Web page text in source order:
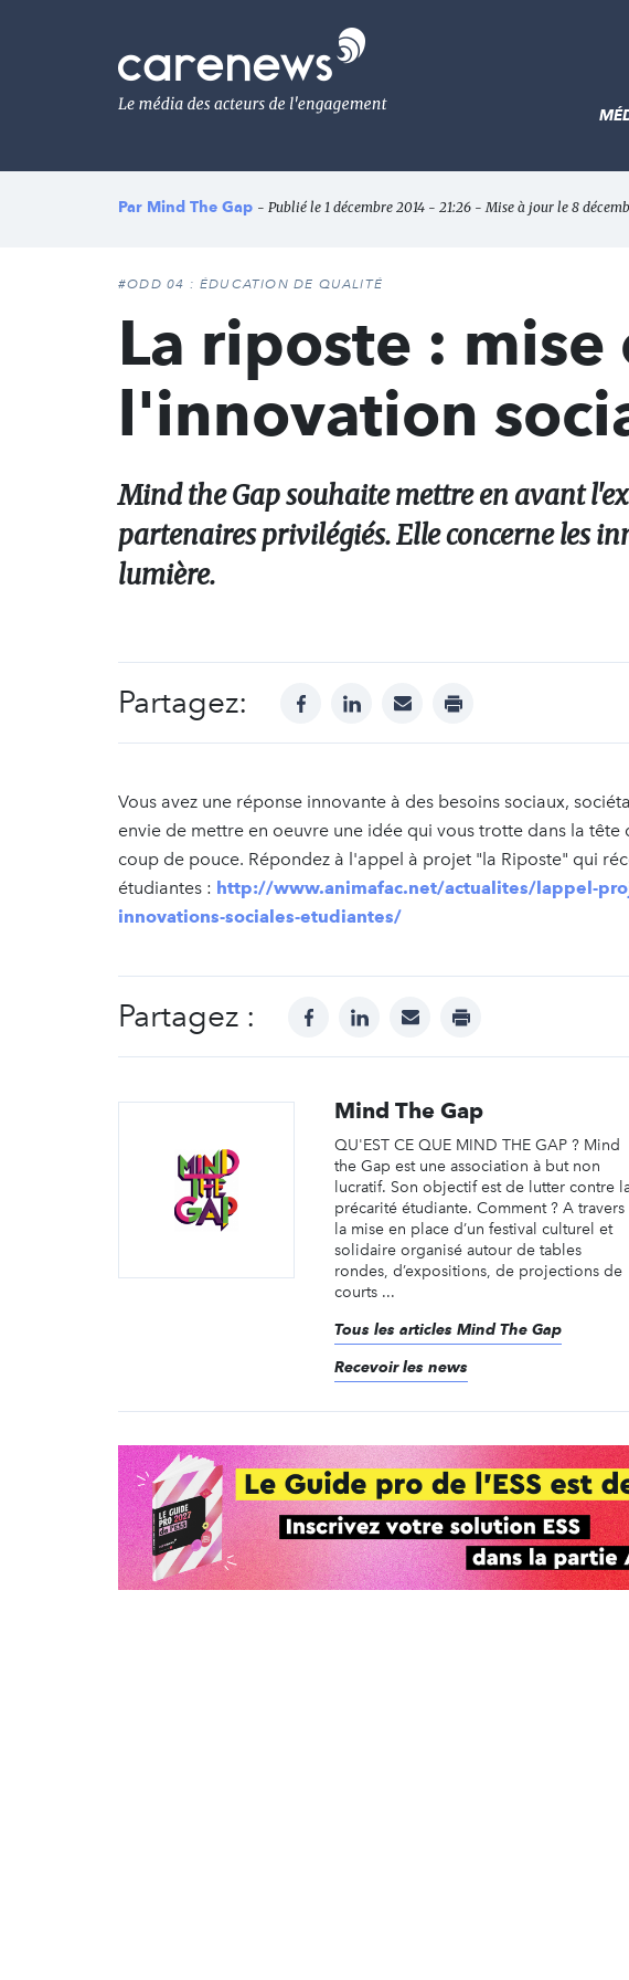
Le
média
de
l'engagement
Par Mind The Gap - Publié le 1 décembre 2014 - 21:26 - Mise à jour le 8
#ODD 04 : ÉDUCATION DE QUALITÉ
La riposte :
l'innovation
Mind the Gap souhaite mettre en avant
partenaires privilégiés. Elle concerne les
lumière.
Partagez: facebooklinkedinmail print
Vous avez une réponse innovante à des besoins sociaux,
envie de mettre en oeuvre une idée qui vous trotte dans la
coup de pouce. Répondez à l'appel à projet "la Riposte" qui
étudiantes : http://www.animafac.net/actualites/lappel-
innovations-sociales-etudiantes/
Partagez : facebooklinkedinmail print
Mind The Gap
QU'EST CE QUE MIND THE GAP ? Mind
the Gap est une association à but non
lucratif. Son objectif est de lutter contre
précarité étudiante. Comment ? A travers
la mise en place d’un festival culturel et
solidaire organisé autour de tables
rondes, d’expositions, de projections de
courts ...
Tous les articles Mind The Gap
Recevoir les news